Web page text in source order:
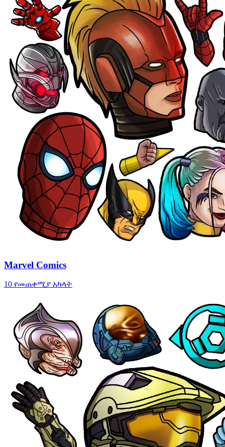
Marvel Comics
10 የመጠቀሚያ አካላት